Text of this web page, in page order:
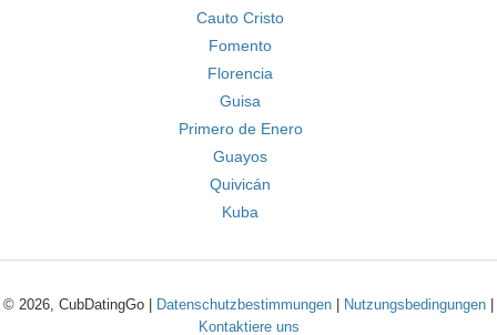
Cauto Cristo
Fomento
Florencia
Guisa
Primero de Enero
Guayos
Quivicán
Kuba
© 2026, CubDatingGo | Datenschutzbestimmungen Nutzungsbedingungen
Kontaktiere uns